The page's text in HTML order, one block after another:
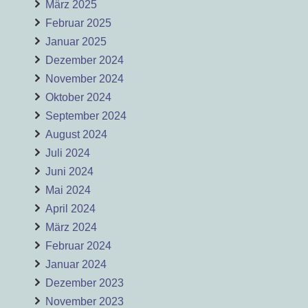
März 2025
Februar 2025
Januar 2025
Dezember 2024
November 2024
Oktober 2024
September 2024
August 2024
Juli 2024
Juni 2024
Mai 2024
April 2024
März 2024
Februar 2024
Januar 2024
Dezember 2023
November 2023